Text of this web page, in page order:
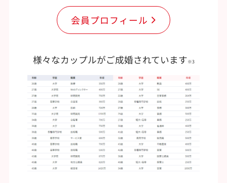
会員プロフィール
様々なカップルがご成婚されています※3